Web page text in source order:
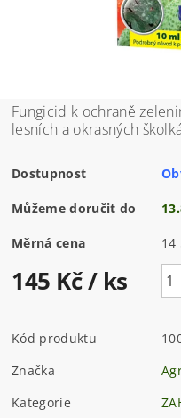
Fungicid k ochraně
lesních a okrasných
Dostupnost
Můžeme doručit do
Měrná cena 14
145 Kč/ ks
Kód produktu
Značka
Kategorie